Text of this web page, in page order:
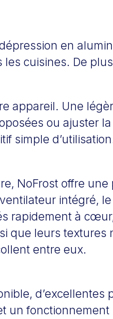
en
cuisines. De
appareil. Une
ou ajuster
simple
NoFrost offre
intégré,
rapidement à
que leurs textures
entre eux.
d’excellentes
un